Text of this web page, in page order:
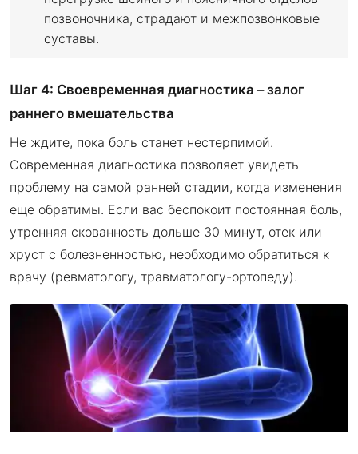
позвоночника, страдают и межпозвонковые
суставы.
Шаг 4: Своевременная диагностика – залог
раннего вмешательства
Не ждите, пока боль станет нестерпимой.
Современная диагностика позволяет увидеть
проблему на самой ранней стадии, когда изменения
еще обратимы. Если вас беспокоит постоянная боль,
утренняя скованность дольше 30 минут, отек или
хруст с болезненностью, необходимо обратиться к
врачу (ревматологу, травматологу-ортопеду).